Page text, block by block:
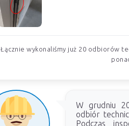
Łącznie wykonaliśmy już 20 odbiorów
W grudniu
odbiór
Podczas